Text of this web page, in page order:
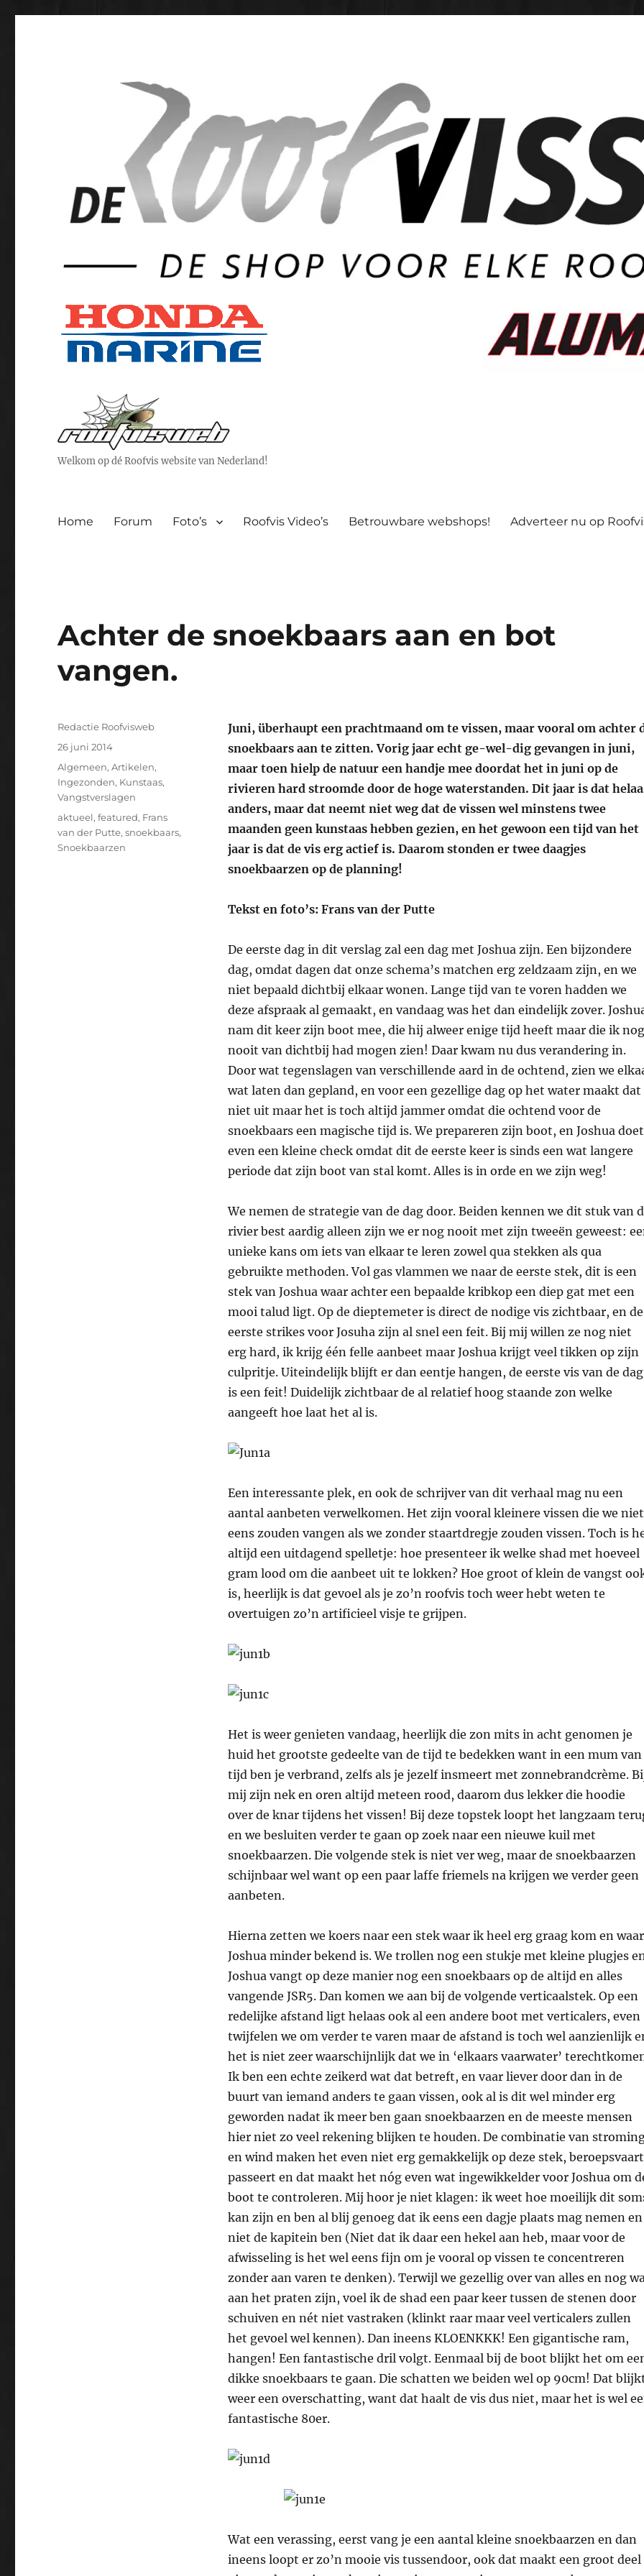
Welkom op dé Roofvis website van Nederland!
Home Forum Foto’s Roofvis Video’s Betrouwbare webshops! Adverteer nu op
Achter de snoekbaars aan en bot
vangen.
Juni, überhaupt een prachtmaand om te vissen, maar vooral om achter
snoekbaars aan te zitten. Vorig jaar echt ge-wel-dig gevangen in juni,
maar toen hielp de natuur een handje mee doordat het in juni op de
rivieren hard stroomde door de hoge waterstanden. Dit jaar is dat
anders, maar dat neemt niet weg dat de vissen wel minstens twee
maanden geen kunstaas hebben gezien, en het gewoon een tijd van het
jaar is dat de vis erg actief is. Daarom stonden er twee daagjes
snoekbaarzen op de planning!
Tekst en foto’s: Frans van der Putte
De eerste dag in dit verslag zal een dag met Joshua zijn. Een bijzondere
dag, omdat dagen dat onze schema’s matchen erg zeldzaam zijn, en we
niet bepaald dichtbij elkaar wonen. Lange tijd van te voren hadden we
deze afspraak al gemaakt, en vandaag was het dan eindelijk zover.
nam dit keer zijn boot mee, die hij alweer enige tijd heeft maar die ik nog
nooit van dichtbij had mogen zien! Daar kwam nu dus verandering in.
Door wat tegenslagen van verschillende aard in de ochtend, zien we
wat laten dan gepland, en voor een gezellige dag op het water maakt dat
niet uit maar het is toch altijd jammer omdat die ochtend voor de
snoekbaars een magische tijd is. We prepareren zijn boot, en Joshua doet
even een kleine check omdat dit de eerste keer is sinds een wat langere
periode dat zijn boot van stal komt. Alles is in orde en we zijn weg!
We nemen de strategie van de dag door. Beiden kennen we dit stuk van
rivier best aardig alleen zijn we er nog nooit met zijn tweeën geweest:
unieke kans om iets van elkaar te leren zowel qua stekken als qua
gebruikte methoden. Vol gas vlammen we naar de eerste stek, dit is een
stek van Joshua waar achter een bepaalde kribkop een diep gat met een
mooi talud ligt. Op de dieptemeter is direct de nodige vis zichtbaar, en de
eerste strikes voor Josuha zijn al snel een feit. Bij mij willen ze nog niet
erg hard, ik krijg één felle aanbeet maar Joshua krijgt veel tikken op zijn
culpritje. Uiteindelijk blijft er dan eentje hangen, de eerste vis van de dag
is een feit! Duidelijk zichtbaar de al relatief hoog staande zon welke
aangeeft hoe laat het al is.
Een interessante plek, en ook de schrijver van dit verhaal mag nu een
aantal aanbeten verwelkomen. Het zijn vooral kleinere vissen die we niet
eens zouden vangen als we zonder staartdregje zouden vissen. Toch is
altijd een uitdagend spelletje: hoe presenteer ik welke shad met hoeveel
gram lood om die aanbeet uit te lokken? Hoe groot of klein de vangst
is, heerlijk is dat gevoel als je zo’n roofvis toch weer hebt weten te
overtuigen zo’n artificieel visje te grijpen.
Het is weer genieten vandaag, heerlijk die zon mits in acht genomen je
huid het grootste gedeelte van de tijd te bedekken want in een mum van
tijd ben je verbrand, zelfs als je jezelf insmeert met zonnebrandcrème.
mij zijn nek en oren altijd meteen rood, daarom dus lekker die hoodie
over de knar tijdens het vissen! Bij deze topstek loopt het langzaam
en we besluiten verder te gaan op zoek naar een nieuwe kuil met
snoekbaarzen. Die volgende stek is niet ver weg, maar de snoekbaarzen
schijnbaar wel want op een paar laffe friemels na krijgen we verder geen
aanbeten.
Hierna zetten we koers naar een stek waar ik heel erg graag kom en waar
Joshua minder bekend is. We trollen nog een stukje met kleine plugjes
Joshua vangt op deze manier nog een snoekbaars op de altijd en alles
vangende JSR5. Dan komen we aan bij de volgende verticaalstek. Op een
redelijke afstand ligt helaas ook al een andere boot met verticalers, even
twijfelen we om verder te varen maar de afstand is toch wel aanzienlijk
het is niet zeer waarschijnlijk dat we in ‘elkaars vaarwater’
Ik ben een echte zeikerd wat dat betreft, en vaar liever door dan in de
buurt van iemand anders te gaan vissen, ook al is dit wel minder erg
geworden nadat ik meer ben gaan snoekbaarzen en de meeste mensen
hier niet zo veel rekening blijken te houden. De combinatie van
en wind maken het even niet erg gemakkelijk op deze stek, beroepsvaart
passeert en dat maakt het nóg even wat ingewikkelder voor Joshua om
boot te controleren. Mij hoor je niet klagen: ik weet hoe moeilijk dit
kan zijn en ben al blij genoeg dat ik eens een dagje plaats mag nemen en
niet de kapitein ben (Niet dat ik daar een hekel aan heb, maar voor de
afwisseling is het wel eens fijn om je vooral op vissen te concentreren
zonder aan varen te denken). Terwijl we gezellig over van alles en nog
aan het praten zijn, voel ik de shad een paar keer tussen de stenen door
schuiven en nét niet vastraken (klinkt raar maar veel verticalers zullen
het gevoel wel kennen). Dan ineens KLOENKKK! Een gigantische ram,
hangen! Een fantastische dril volgt. Eenmaal bij de boot blijkt het om
dikke snoekbaars te gaan. Die schatten we beiden wel op 90cm! Dat
weer een overschatting, want dat haalt de vis dus niet, maar het is wel
fantastische 80er.
Wat een verassing, eerst vang je een aantal kleine snoekbaarzen en dan
ineens loopt er zo’n mooie vis tussendoor, ook dat maakt een groot deel
Auteur
Redactie Roofvisweb
Geplaatst
op
26 juni 2014
Categorieën
Algemeen,Artikelen,
Ingezonden, Kunstaas,
Vangstverslagen
Tags
aktueel,featured, Frans
van der Putte,snoekbaars,
Snoekbaarzen